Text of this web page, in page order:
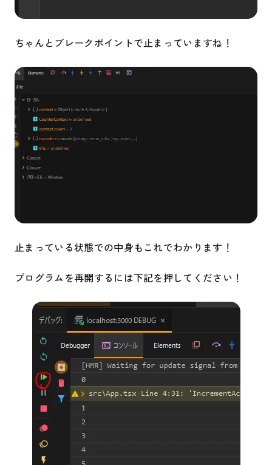
ちゃんとブレークポイントで止まっていますね！
止まっている状態での中身もこれでわかります！
プログラムを再開するには下記を押してください！